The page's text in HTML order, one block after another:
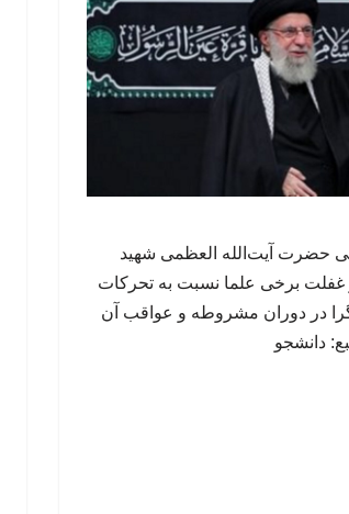
حضرت آیت‌الله العظمی شهید
غفلت برخی علما نسبت به تحرکات
در دوران مشروطه و عواقب آن
دانشجو